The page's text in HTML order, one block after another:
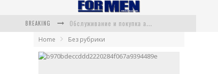
BREAKING
Программа учета рабочего времени: как Kickidler оптимизирует бизнес-процессы
Ножи Ganzo: качество, стиль и доступность для каждого
Home Без рубрики